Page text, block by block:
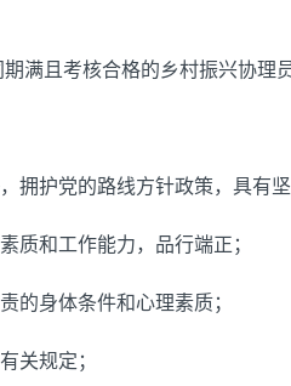
期满且考核合格的乡村振兴协理
拥护党的路线方针政策，具有
质和工作能力，品行端正；
的身体条件和心理素质；
关规定；